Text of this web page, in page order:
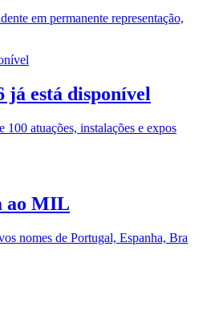
em permanente representação,
já está disponível
atuações, instalações e expos
ao MIL
nomes de Portugal, Espanha, Bra